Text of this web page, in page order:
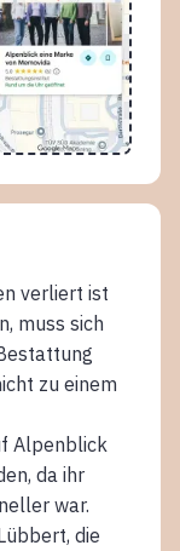
verliert ist
muss sich
zu einem
Alpenblick
da ihr
war.
die